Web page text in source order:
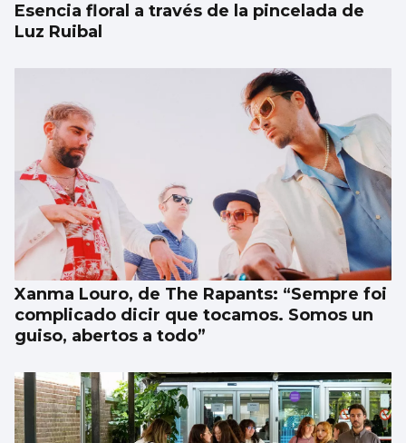
Esencia floral a través de la pincelada de
Luz Ruibal
Xanma Louro, de The Rapants: “Sempre foi
complicado dicir que tocamos. Somos un
guiso, abertos a todo”